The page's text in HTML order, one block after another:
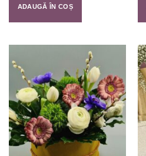
ADAUGĂ ÎN COȘ